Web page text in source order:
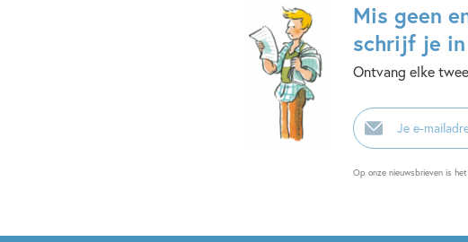
Mis geen
schrijf je
Ontvang elke
E-
mailadres
Op onze nieuwsbrieven is het